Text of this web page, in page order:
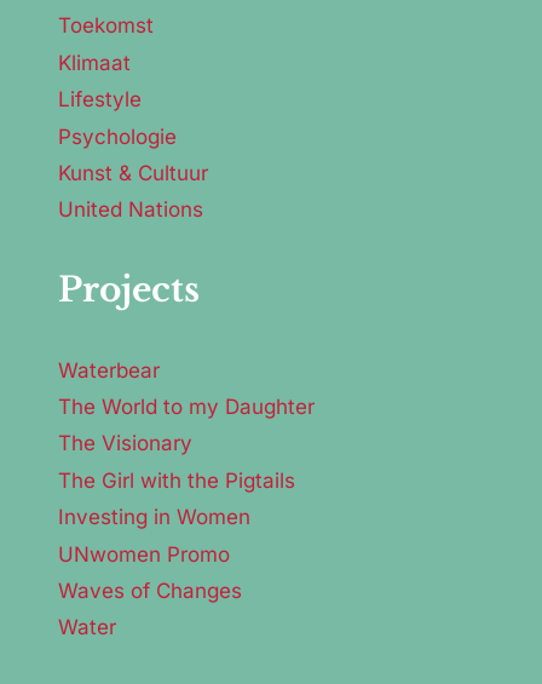
Toekomst
Klimaat
Lifestyle
Psychologie
Kunst & Cultuur
United Nations
Projects
Waterbear
The World to my Daughter
The Visionary
The Girl with the Pigtails
Investing in Women
UNwomen Promo
Waves of Changes
Water